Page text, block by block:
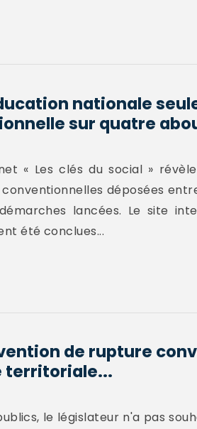
nationale
sur quatre
« Les clés du social »
déposées
lancées. Le site
été conclues...
de rupture
territoriale...
le législateur n'a pas